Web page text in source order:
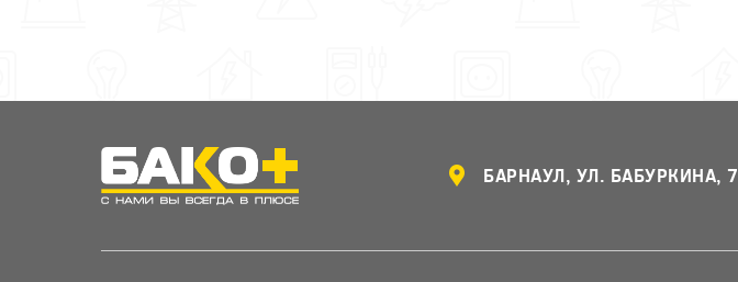
БАРНАУЛ, УЛ. БАБУРКИНА, 7